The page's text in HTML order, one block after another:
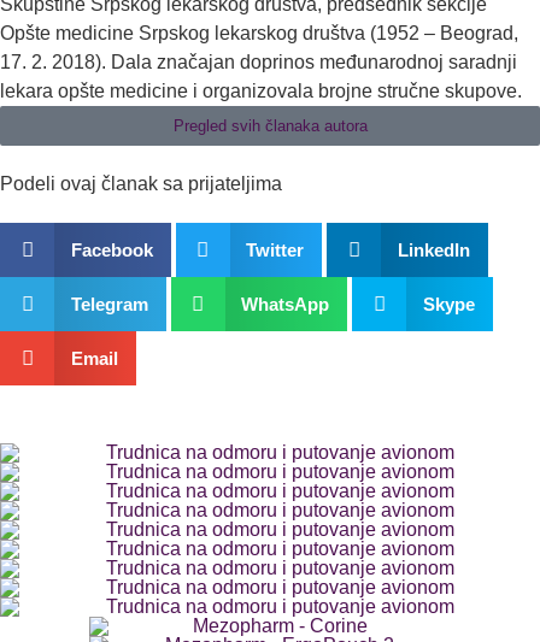
Skupštine Srpskog lekarskog društva, predsednik sekcije
Opšte medicine Srpskog lekarskog društva (1952 – Beograd,
17. 2. 2018). Dala značajan doprinos međunarodnoj saradnji
lekara opšte medicine i organizovala brojne stručne skupove.
Pregled svih članaka autora
Podeli ovaj članak sa prijateljima
Facebook Twitter LinkedIn
Telegram WhatsApp Skype
Email